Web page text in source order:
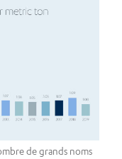
de grands noms